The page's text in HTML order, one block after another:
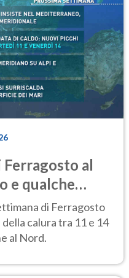
al
e qualche
di Ferragosto
calura tra 11 e 14
al Nord.